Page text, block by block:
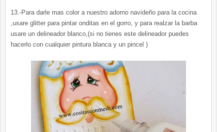
13.-Para darle mas color a nuestro adorno navideño para la cocina
,usare glitter para pintar onditas en el gorro, y para realzar la barba
usare un delineador blanco,(si no tienes este delineador puedes
hacerlo con cualquier pintura blanca y un pincel )